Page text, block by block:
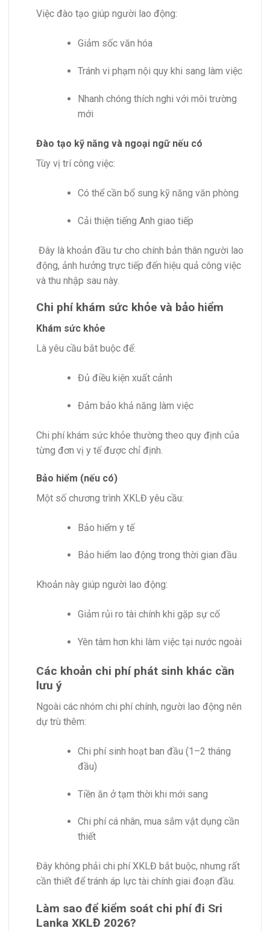
Việc đào tạo giúp người lao động:
Giảm sốc văn hóa
Tránh vi phạm nội quy khi sang làm việc
Nhanh chóng thích nghi với môi trường
mới
Đào tạo kỹ năng và ngoại ngữ nếu có
Tùy vị trí công việc:
Có thể cần bổ sung kỹ năng văn phòng
Cải thiện tiếng Anh giao tiếp
Đây là khoản đầu tư cho chính bản thân người lao
động, ảnh hưởng trực tiếp đến hiệu quả công việc
và thu nhập sau này.
Chi phí khám sức khỏe và bảo hiểm
Khám sức khỏe
Là yêu cầu bắt buộc để:
Đủ điều kiện xuất cảnh
Đảm bảo khả năng làm việc
Chi phí khám sức khỏe thường theo quy định của
từng đơn vị y tế được chỉ định.
Bảo hiểm (nếu có)
Một số chương trình XKLĐ yêu cầu:
Bảo hiểm y tế
Bảo hiểm lao động trong thời gian đầu
Khoản này giúp người lao động:
Giảm rủi ro tài chính khi gặp sự cố
Yên tâm hơn khi làm việc tại nước ngoài
Các khoản chi phí phát sinh khác cần
lưu ý
Ngoài các nhóm chi phí chính, người lao động nên
dự trù thêm:
Chi phí sinh hoạt ban đầu (1–2 tháng
đầu)
Tiền ăn ở tạm thời khi mới sang
Chi phí cá nhân, mua sắm vật dụng cần
thiết
Đây không phải chi phí XKLĐ bắt buộc, nhưng rất
cần thiết để tránh áp lực tài chính giai đoạn đầu.
Làm sao để kiểm soát chi phí đi Sri
Lanka XKLĐ 2026?